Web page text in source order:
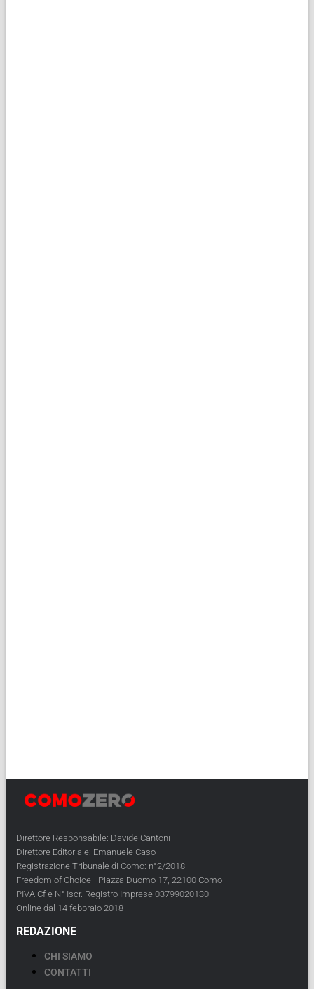
Direttore Responsabile: Davide Cantoni
Direttore Editoriale: Emanuele Caso
Registrazione Tribunale di Como: n°2/2018
Freedom of Choice - Piazza Duomo 17, 22100 Como
PIVA Cf e N° Iscr. Registro Imprese 03799020130
Online dal 14 febbraio 2018
REDAZIONE
CHI SIAMO
CONTATTI